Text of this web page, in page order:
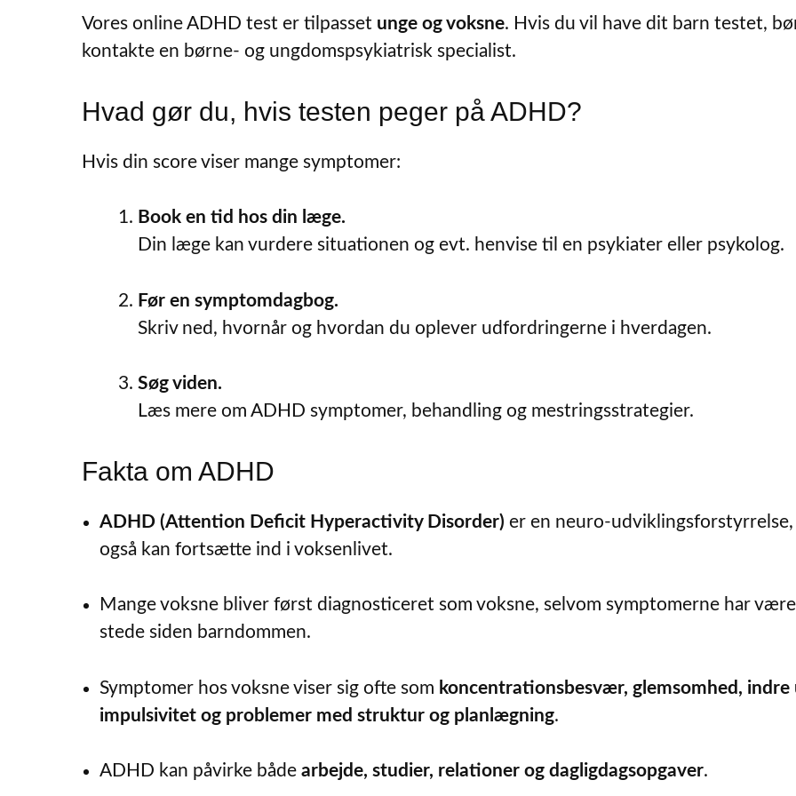
Vores online ADHD test er tilpasset unge og voksne. Hvis du vil have dit barn testet,
kontakte en børne- og ungdomspsykiatrisk specialist.
Hvad gør du, hvis testen peger på ADHD?
Hvis din score viser mange symptomer:
Book en tid hos din læge.
Din læge kan vurdere situationen og evt. henvise til en psykiater eller psykolog.
Før en symptomdagbog.
Skriv ned, hvornår og hvordan du oplever udfordringerne i hverdagen.
Søg viden.
Læs mere om ADHD symptomer, behandling og mestringsstrategier.
Fakta om ADHD
ADHD (Attention Deficit Hyperactivity Disorder) er en neuro-udviklingsforstyrrelse,
også kan fortsætte ind i voksenlivet.
Mange voksne bliver først diagnosticeret som voksne, selvom symptomerne har
stede siden barndommen.
Symptomer hos voksne viser sig ofte som koncentrationsbesvær, glemsomhed, indre
impulsivitet og problemer med struktur og planlægning.
ADHD kan påvirke både arbejde, studier, relationer og dagligdagsopgaver.